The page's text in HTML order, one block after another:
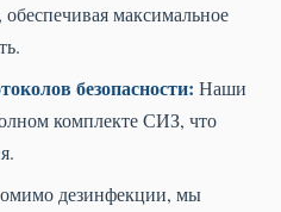
максимальное
безопасности: Наши
комплекте СИЗ, что
дезинфекции, мы